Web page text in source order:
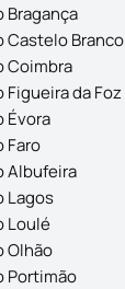
Bragança
Castelo Branco
Coimbra
da Foz
Évora
Faro
Albufeira
Lagos
Loulé
Olhão
Portimão